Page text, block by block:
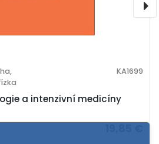
a intenzivní medicíny
KA1699